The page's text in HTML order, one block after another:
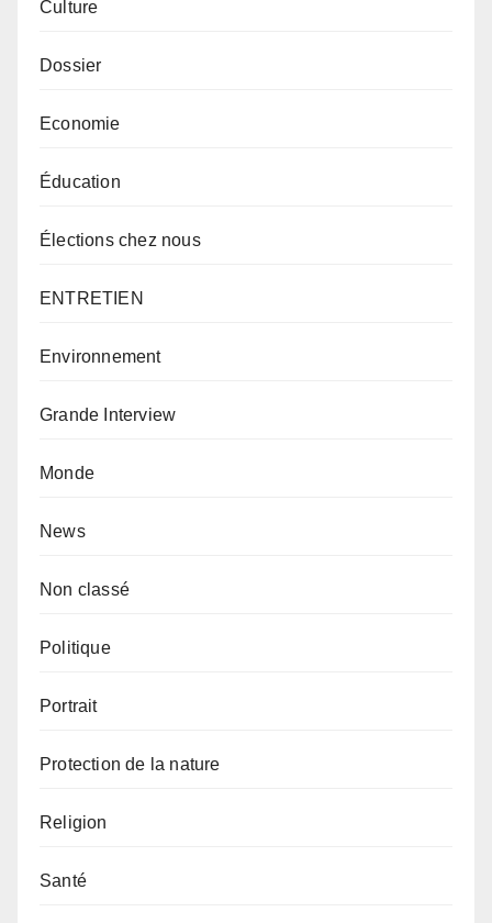
Culture
Dossier
Economie
Éducation
Élections chez nous
ENTRETIEN
Environnement
Grande Interview
Monde
News
Non classé
Politique
Portrait
Protection de la nature
Religion
Santé